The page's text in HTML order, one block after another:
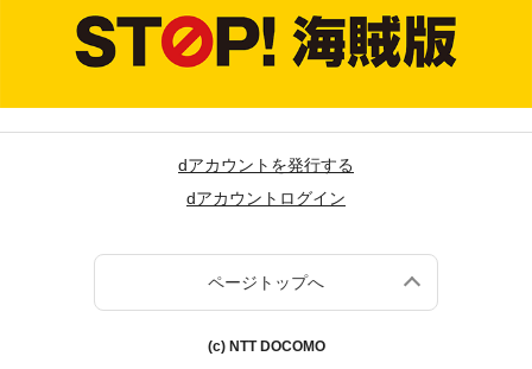
dアカウントを発行する
dアカウントログイン
ページトップへ
(c) NTT DOCOMO